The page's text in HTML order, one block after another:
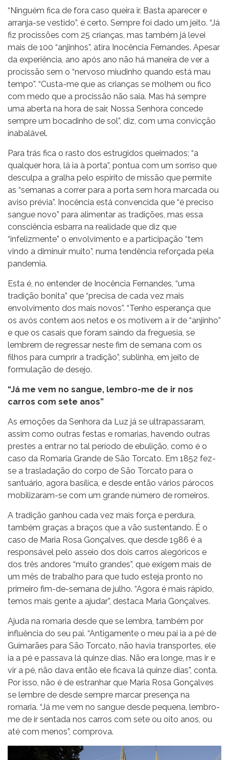
“Ninguém fica de fora caso queira ir. Basta aparecer e
arranja-se vestido”, é certo. Sempre foi dado um jeito. “Já
fiz procissões com 25 crianças, mas também já levei
mais de 100 “anjinhos”, atira Inocência Fernandes. Apesar
da experiência, ano após ano não há maneira de ver a
procissão sem o “nervoso miudinho quando está mau
tempo”. “Custa-me que as crianças se molhem ou fico
com medo que a procissão não saia. Mas há sempre
uma aberta na hora de sair, Nossa Senhora concede
sempre um bocadinho de sol”, diz, com uma convicção
inabalável.
Para trás fica o rasto dos estrugidos queimados; “a
qualquer hora, lá ia à porta”, pontua com um sorriso que
desculpa a gralha pelo espírito de missão que permite
as “semanas a correr para a porta sem hora marcada ou
aviso prévia”. Inocência está convencida que “é preciso
sangue novo” para alimentar as tradições, mas essa
consciência esbarra na realidade que diz que
“infelizmente” o envolvimento e a participação “tem
vindo a diminuir muito”, numa tendência reforçada pela
pandemia.
Esta é, no entender de Inocência Fernandes, “uma
tradição bonita” que “precisa de cada vez mais
envolvimento dos mais novos”. “Tenho esperança que
os avós contem aos netos e os motivem a ir de “anjinho”
e que os casais que foram saindo da freguesia, se
lembrem de regressar neste fim de semana com os
filhos para cumprir a tradição”, sublinha, em jeito de
formulação de desejo.
“Já me vem no sangue, lembro-me de ir nos
carros com sete anos”
As emoções da Senhora da Luz já se ultrapassaram,
assim como outras festas e romarias, havendo outras
prestes a entrar no tal período de ebulição, como é o
caso da Romaria Grande de São Torcato. Em 1852 fez-
se a trasladação do corpo de São Torcato para o
santuário, agora basílica, e desde então vários párocos
mobilizaram-se com um grande número de romeiros.
A tradição ganhou cada vez mais força e perdura,
também graças a braços que a vão sustentando. É o
caso de Maria Rosa Gonçalves, que desde 1986 é a
responsável pelo asseio dos dois carros alegóricos e
dos três andores “muito grandes”, que exigem mais de
um mês de trabalho para que tudo esteja pronto no
primeiro fim-de-semana de julho. “Agora é mais rápido,
temos mais gente a ajudar”, destaca Maria Gonçalves.
Ajuda na romaria desde que se lembra, também por
influência do seu pai. “Antigamente o meu pai ia a pé de
Guimarães para São Torcato, não havia transportes, ele
ia a pé e passava lá quinze dias. Não era longe, mas ir e
vir a pé, não dava então ele ficava lá quinze dias”, conta.
Por isso, não é de estranhar que Maria Rosa Gonçalves
se lembre de desde sempre marcar presença na
romaria. “Já me vem no sangue desde pequena, lembro-
me de ir sentada nos carros com sete ou oito anos, ou
até com menos”, comprova.